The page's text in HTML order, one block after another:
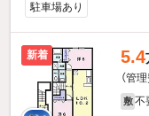
駐車場あり
新着 5.4
（管
敷 不